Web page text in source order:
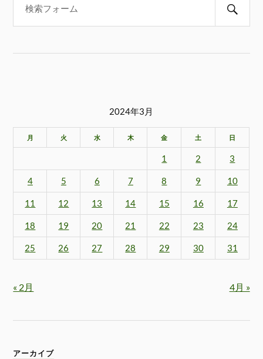
2024年3月
月 火 水 木 金 土 日
1 2 3
4 5 6 7 8 9 10
11 12 13 14 15 16 17
18 19 20 21 22 23 24
25 26 27 28 29 30 31
« 2月 4月 »
アーカイブ